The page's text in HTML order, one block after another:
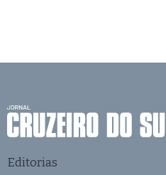
Editorias